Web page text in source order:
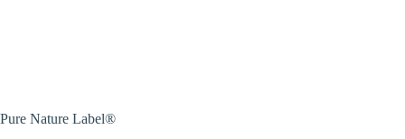
Pure Nature Label®